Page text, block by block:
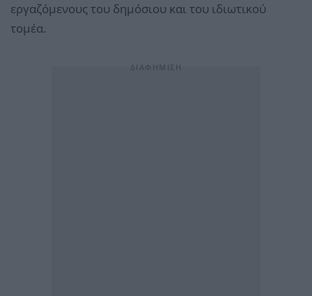
εργαζόμενους του δημόσιου και του ιδιωτικού
τομέα.